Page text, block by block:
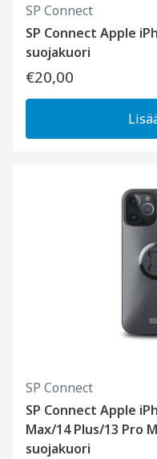
SP Connect
SP Connect Apple
suojakuori
€20,00
SP Connect
SP Connect Apple
Max/14 Plus/13 Pro
suojakuori